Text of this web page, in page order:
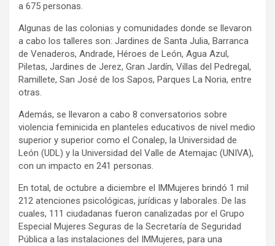
a 675 personas.
Algunas de las colonias y comunidades donde se llevaron
a cabo los talleres son: Jardines de Santa Julia, Barranca
de Venaderos, Andrade, Héroes de León, Agua Azul,
Piletas, Jardines de Jerez, Gran Jardín, Villas del Pedregal,
Ramillete, San José de los Sapos, Parques La Noria, entre
otras.
Además, se llevaron a cabo 8 conversatorios sobre
violencia feminicida en planteles educativos de nivel medio
superior y superior como el Conalep, la Universidad de
León (UDL) y la Universidad del Valle de Atemajac (UNIVA),
con un impacto en 241 personas.
En total, de octubre a diciembre el IMMujeres brindó 1 mil
212 atenciones psicológicas, jurídicas y laborales. De las
cuales, 111 ciudadanas fueron canalizadas por el Grupo
Especial Mujeres Seguras de la Secretaría de Seguridad
Pública a las instalaciones del IMMujeres, para una